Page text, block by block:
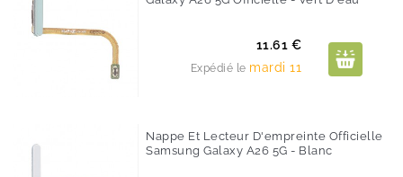
Prix
11.61 €
Expédié le mardi 11
Nappe Et Lecteur D'empreinte Officielle
Samsung Galaxy A26 5G - Blanc